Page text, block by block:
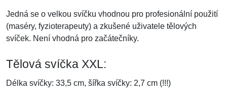
Jedná se o velkou svíčku vhodnou pro profesionální použití
(maséry, fyzioterapeuty) a zkušené uživatele tělových
svíček. Není vhodná pro začátečníky.
Tělová svíčka XXL:
Délka svíčky: 33,5 cm, šířka svíčky: 2,7 cm (!!!)